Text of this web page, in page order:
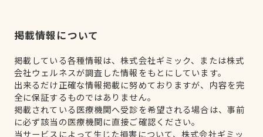
掲載情報について
掲載している各種情報は、株式会社ギミック、または株式
会社ウェルネスが調査した情報をもとにしています。
出来るだけ正確な情報掲載に努めておりますが、内容を完
全に保証するものではありません。
掲載されている医療機関へ受診を希望される場合は、事前
に必ず該当の医療機関に直接ご確認ください。
当サービスによって生じた損害について、株式会社ギミッ